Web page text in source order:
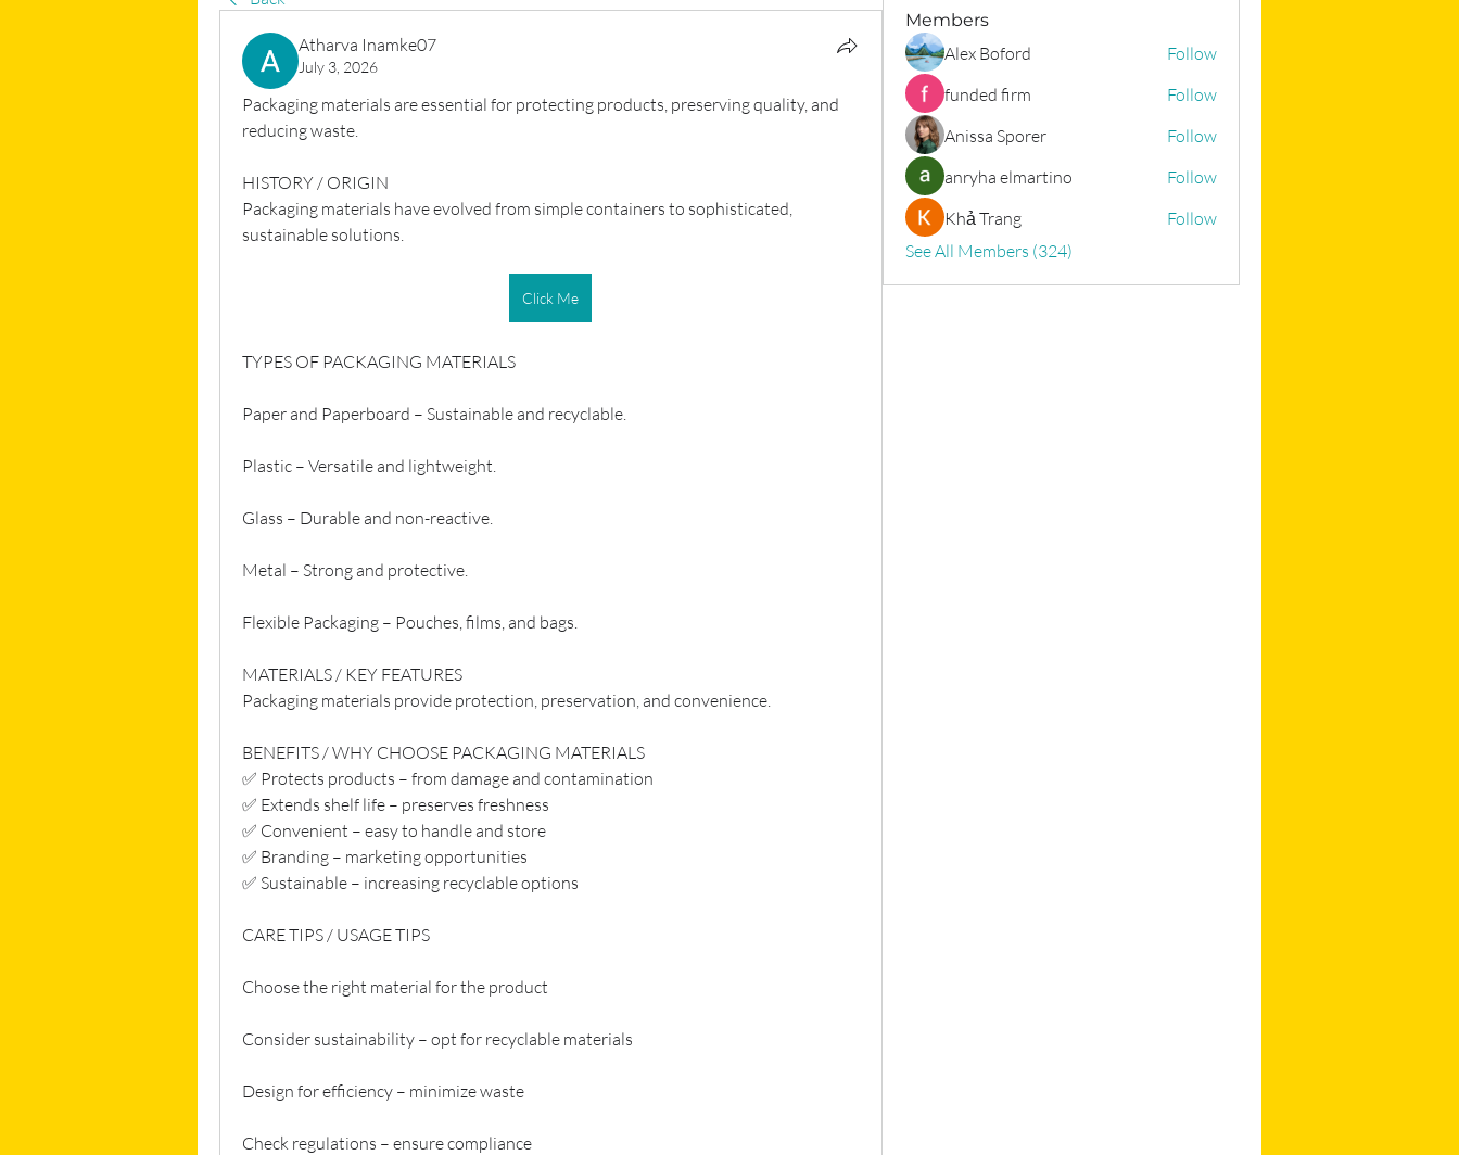
Atharva Inamke07
July 3, 2026
Packaging materials are essential for protecting products, preserving quality, and
reducing waste.
HISTORY / ORIGIN
Packaging materials have evolved from simple containers to sophisticated,
sustainable solutions.
Click Me
TYPES OF PACKAGING MATERIALS
Paper and Paperboard – Sustainable and recyclable.
Plastic – Versatile and lightweight.
Glass – Durable and non-reactive.
Metal – Strong and protective.
Flexible Packaging – Pouches, films, and bags.
MATERIALS / KEY FEATURES
Packaging materials provide protection, preservation, and convenience.
BENEFITS / WHY CHOOSE PACKAGING MATERIALS
✅ Protects products – from damage and contamination
✅ Extends shelf life – preserves freshness
✅ Convenient – easy to handle and store
✅ Branding – marketing opportunities
✅ Sustainable – increasing recyclable options
CARE TIPS / USAGE TIPS
Choose the right material for the product
Consider sustainability – opt for recyclable materials
Design for efficiency – minimize waste
Check regulations – ensure compliance
Members
Alex Boford
Follow
funded firm
Follow
Anissa Sporer
Follow
anryha elmartino
Follow
Khả Trang
Follow
See All Members (324)